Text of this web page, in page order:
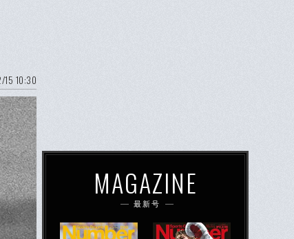
15 10:30
MAGAZINE
最新号